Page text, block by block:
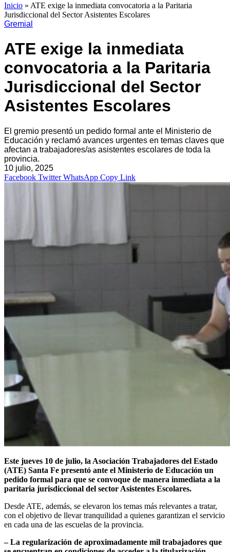
Inicio » ATE exige la inmediata convocatoria a la Paritaria
Jurisdiccional del Sector Asistentes Escolares
Gremial
ATE exige la inmediata
convocatoria a la Paritaria
Jurisdiccional del Sector
Asistentes Escolares
El gremio presentó un pedido formal ante el Ministerio de
Educación y reclamó avances urgentes en temas claves que
afectan a trabajadores/as asistentes escolares de toda la
provincia.
10 julio, 2025
Facebook Twitter WhatsApp Copy Link
Este jueves 10 de julio, la Asociación Trabajadores del Estado
(ATE) Santa Fe presentó ante el Ministerio de Educación un
pedido formal para que se convoque de manera inmediata a la
paritaria jurisdiccional del sector Asistentes Escolares.
Desde ATE, además, se elevaron los temas más relevantes a tratar,
con el objetivo de llevar tranquilidad a quienes garantizan el servicio
en cada una de las escuelas de la provincia.
– La regularización de aproximadamente mil trabajadores que